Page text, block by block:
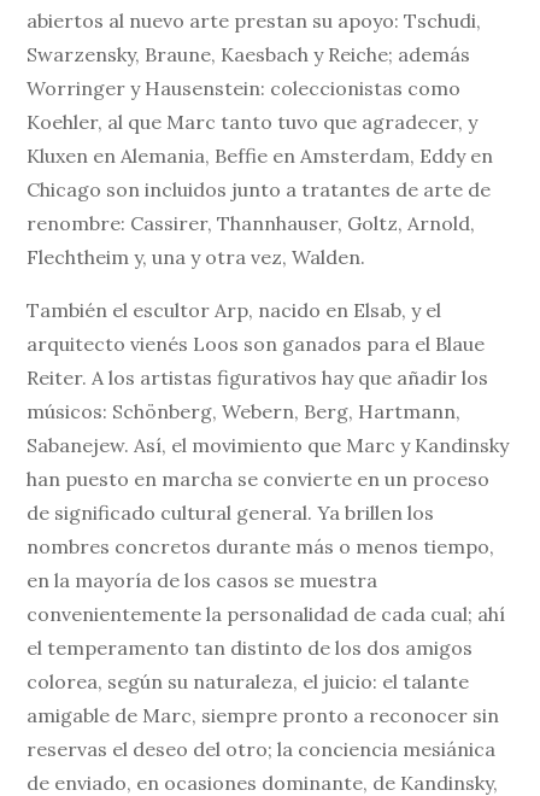
abiertos al nuevo arte prestan su apoyo: Tschudi,
Swarzensky, Braune, Kaesbach y Reiche; además
Worringer y Hausenstein: coleccionistas como
Koehler, al que Marc tanto tuvo que agradecer, y
Kluxen en Alemania, Beffie en Amsterdam, Eddy en
Chicago son incluidos junto a tratantes de arte de
renombre: Cassirer, Thannhauser, Goltz, Arnold,
Flechtheim y, una y otra vez, Walden.
También el escultor Arp, nacido en Elsab, y el
arquitecto vienés Loos son ganados para el Blaue
Reiter. A los artistas figurativos hay que añadir los
músicos: Schönberg, Webern, Berg, Hartmann,
Sabanejew. Así, el movimiento que Marc y Kandinsky
han puesto en marcha se convierte en un proceso
de significado cultural general. Ya brillen los
nombres concretos durante más o menos tiempo,
en la mayoría de los casos se muestra
convenientemente la personalidad de cada cual; ahí
el temperamento tan distinto de los dos amigos
colorea, según su naturaleza, el juicio: el talante
amigable de Marc, siempre pronto a reconocer sin
reservas el deseo del otro; la conciencia mesiánica
de enviado, en ocasiones dominante, de Kandinsky,